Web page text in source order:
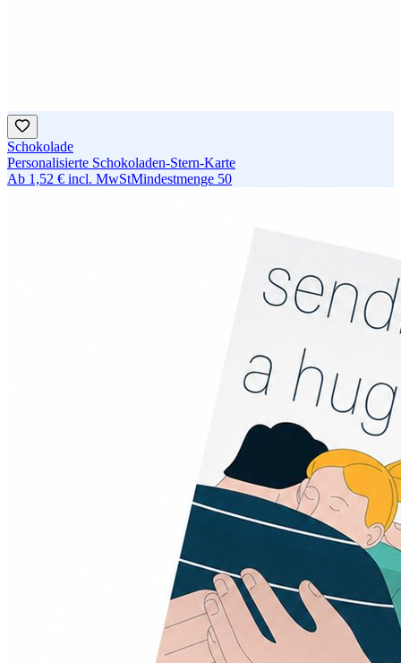
Schokolade
Personalisierte Schokoladen-Stern-Karte
Ab 1,52 € incl. MwStMindestmenge 50